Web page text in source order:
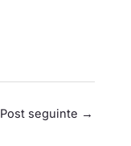
Post seguinte →